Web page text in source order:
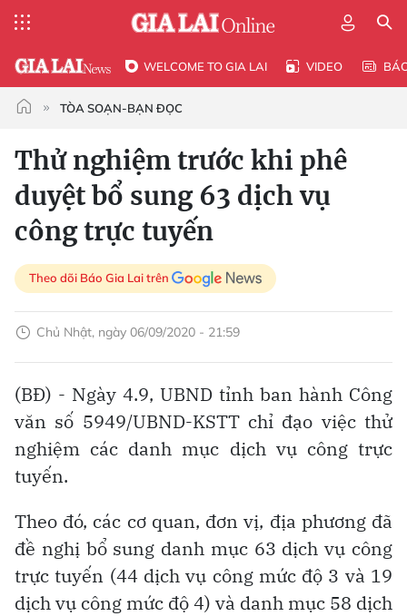
WELCOME TO GIA LAI VIDEO
TÒA SOẠN-BẠN ĐỌC
Thử nghiệm trước khi phê
duyệt bổ sung 63 dịch vụ
công trực tuyến
Theo dõi Báo Gia Lai trên
Chủ Nhật, ngày 06/09/2020 - 21:59
(BĐ) - Ngày 4.9, UBND tỉnh ban hành Công
văn số 5949/UBND-KSTT chỉ đạo việc thử
nghiệm các danh mục dịch vụ công trực
tuyến.
Theo đó, các cơ quan, đơn vị, địa phương đã
đề nghị bổ sung danh mục 63 dịch vụ công
trực tuyến (44 dịch vụ công mức độ 3 và 19
dịch vụ công mức độ 4) và danh mục 58 dịch